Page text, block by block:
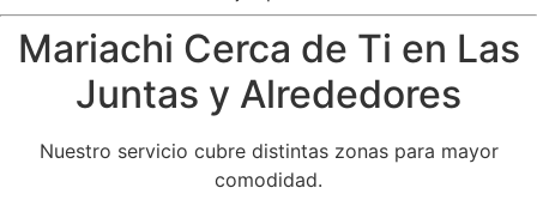
Mariachi Cerca de Ti en Las
Juntas y Alrededores
Nuestro servicio cubre distintas zonas para mayor
comodidad.